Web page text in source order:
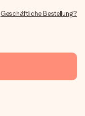
Geschäftliche Bestellung?